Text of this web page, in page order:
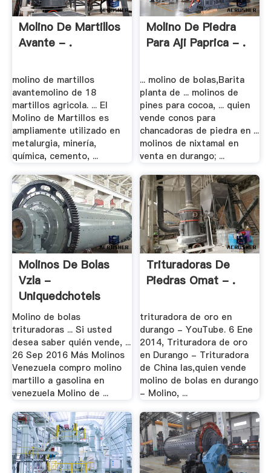
Molino De Martillos
Avante - .
molino de martillos
avantemolino de 18
martillos agricola. ... El
Molino de Martillos es
ampliamente utilizado en
metalurgia, minería,
química, cemento, ...
Molino De Piedra
Para Aji Paprica - .
... molino de bolas,Barita
planta de ... molinos de
pines para cocoa, ... quien
vende conos para
chancadoras de piedra en ...
molinos de nixtamal en
venta en durango; ...
Molinos De Bolas
Vzla -
Uniquedchotels
Molino de bolas
trituradoras ... Si usted
desea saber quién vende, ...
26 Sep 2016 Más Molinos
Venezuela compro molino
martillo a gasolina en
venezuela Molino de ...
Trituradoras De
Piedras Omat - .
trituradora de oro en
durango - YouTube. 6 Ene
2014, Trituradora de oro
en Durango - Trituradora
de China las,quien vende
molino de bolas en durango
- Molino, ...